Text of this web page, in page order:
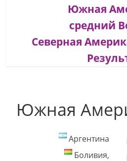
Южная
средний
Северная
Южная
Аргентина
Боливия,